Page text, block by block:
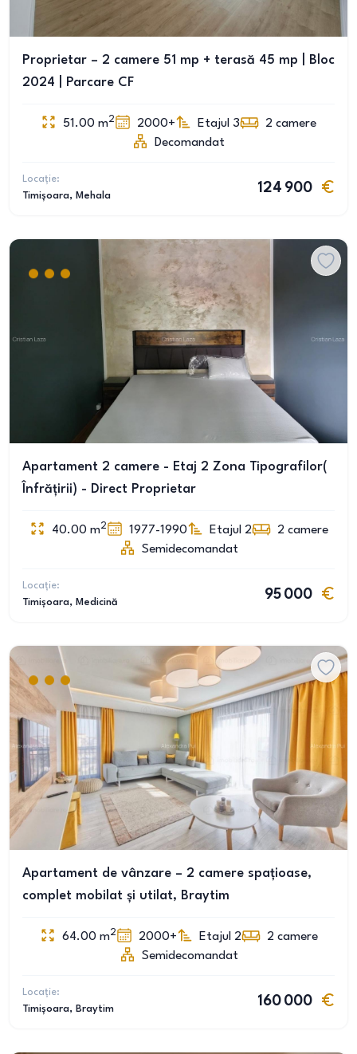
Proprietar – 2 camere 51 mp + terasă 45 mp | Bloc
2024 | Parcare CF
51.00 m2 2000+ Etajul 3 2 camere
Decomandat
Locație:
Timișoara, Mehala
124 900
Apartament 2 camere - Etaj 2 Zona Tipografilor(
Înfrățirii) - Direct Proprietar
40.00 m2 1977-1990 Etajul 2 2 camere
Semidecomandat
Locație:
Timișoara, Medicină
95 000
Apartament de vânzare – 2 camere spațioase,
complet mobilat și utilat, Braytim
64.00 m2 2000+ Etajul 2 2 camere
Semidecomandat
Locație:
Timișoara, Braytim
160 000